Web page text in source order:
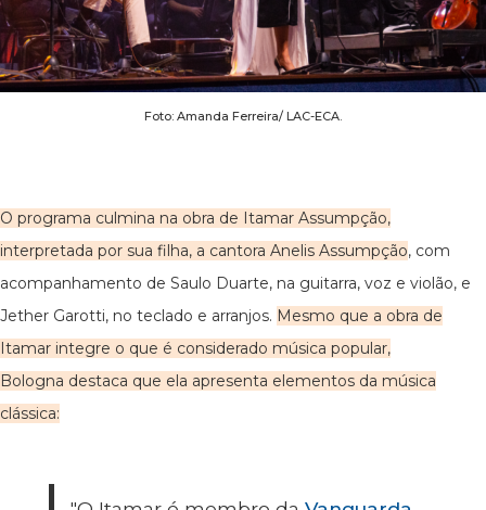
Foto: Amanda Ferreira/ LAC-ECA.
O programa culmina na obra de Itamar Assumpção,
interpretada por sua filha, a cantora Anelis Assumpção, com
acompanhamento de Saulo Duarte, na guitarra, voz e violão, e
Jether Garotti, no teclado e arranjos. Mesmo que a obra de
Itamar integre o que é considerado música popular,
Bologna destaca que ela apresenta elementos da música
clássica: